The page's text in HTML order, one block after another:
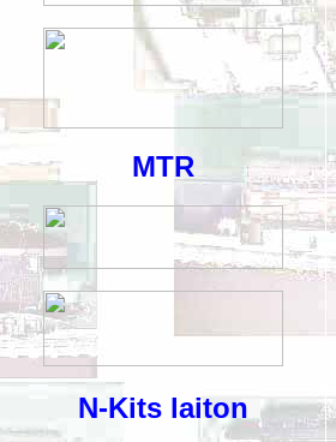
MTR
N-Kits laiton